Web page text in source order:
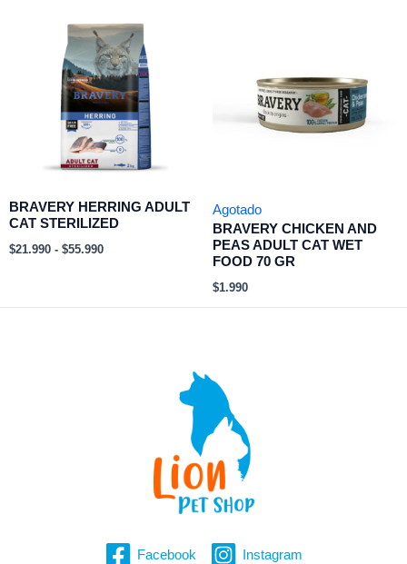
BRAVERY HERRING ADULT
CAT STERILIZED
$21.990 - $55.990
de
precios:
desde
$21.990
hasta
$55.990
Agotado
BRAVERY CHICKEN AND
PEAS ADULT CAT WET
FOOD 70 GR
$1.990
Facebook Instagram